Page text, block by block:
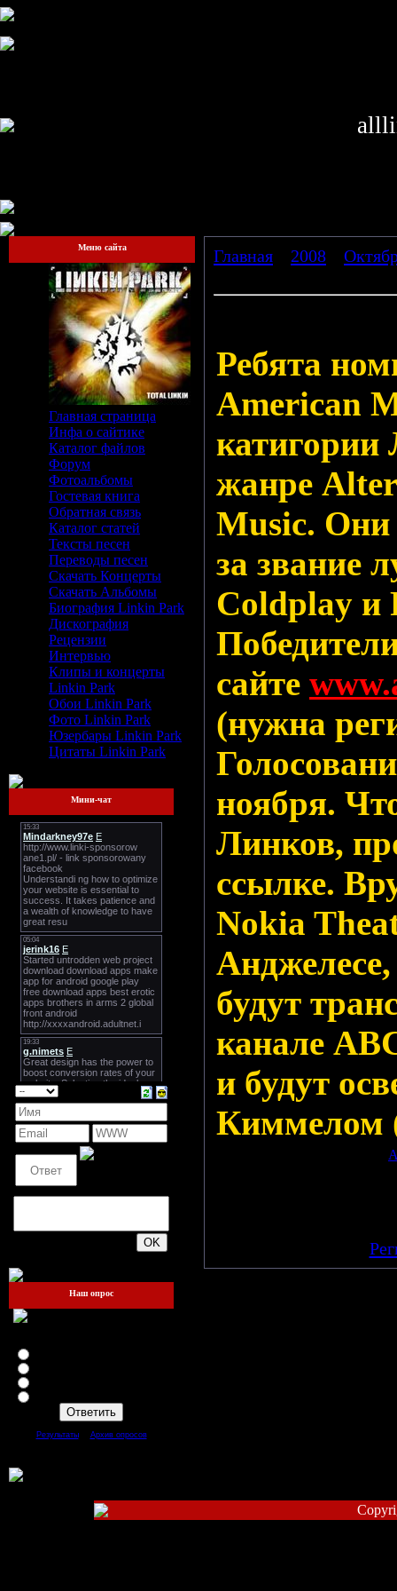
Меню сайта
Главная страница
Инфа о сайтике
Каталог файлов
Форум
Фотоальбомы
Гостевая книга
Обратная связь
Каталог статей
Тексты песен
Переводы песен
Скачать Концерты
Скачать Альбомы
Биография Linkin Park
Дискография
Рецензии
Интервью
Клипы и концерты
Linkin Park
Обои Linkin Park
Фото Linkin Park
Юзербары Linkin Park
Цитаты Linkin Park
Мини-чат
Наш опрос
Результаты· Архив опросов]
Главная 2008
Ребята
American
катигории
жанре
Music. Они
за звание
Coldplay и
сайте
(нужна
ноября.
Линков,
ссылке.
Nokia
будут
канале
и будут
Киммелом